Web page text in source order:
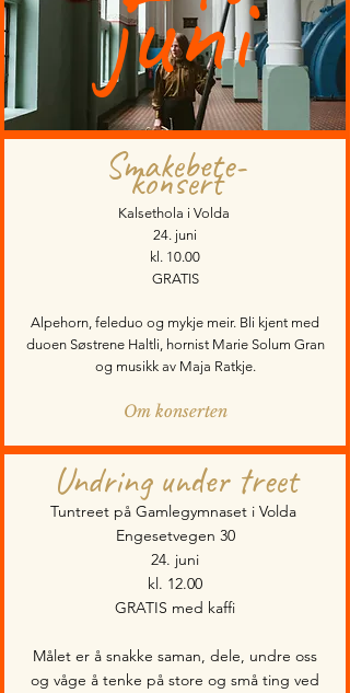
juni
Smakebete-
konsert
Kalsethola i Volda
24. juni
kl. 10.00
GRATIS
Alpehorn, feleduo og mykje meir. Bli kjent med
duoen Søstrene Haltli, hornist Marie Solum Gran
og musikk av Maja Ratkje.
Om konserten
Undring under treet
Tuntreet på Gamlegymnaset i Volda
Engesetvegen 30
24. juni
kl. 12.00
GRATIS med kaffi
Målet er å snakke saman, dele, undre oss
og våge å tenke på store og små ting ved